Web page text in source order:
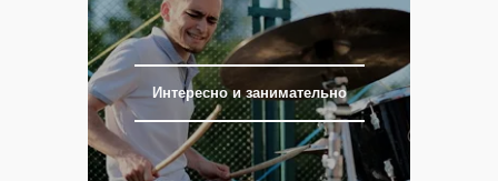
Интересно и занимательно